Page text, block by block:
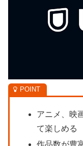
アニメ、映
て楽しめる
作品数が豊